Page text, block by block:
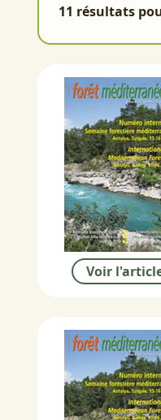
11 résultats
Voir